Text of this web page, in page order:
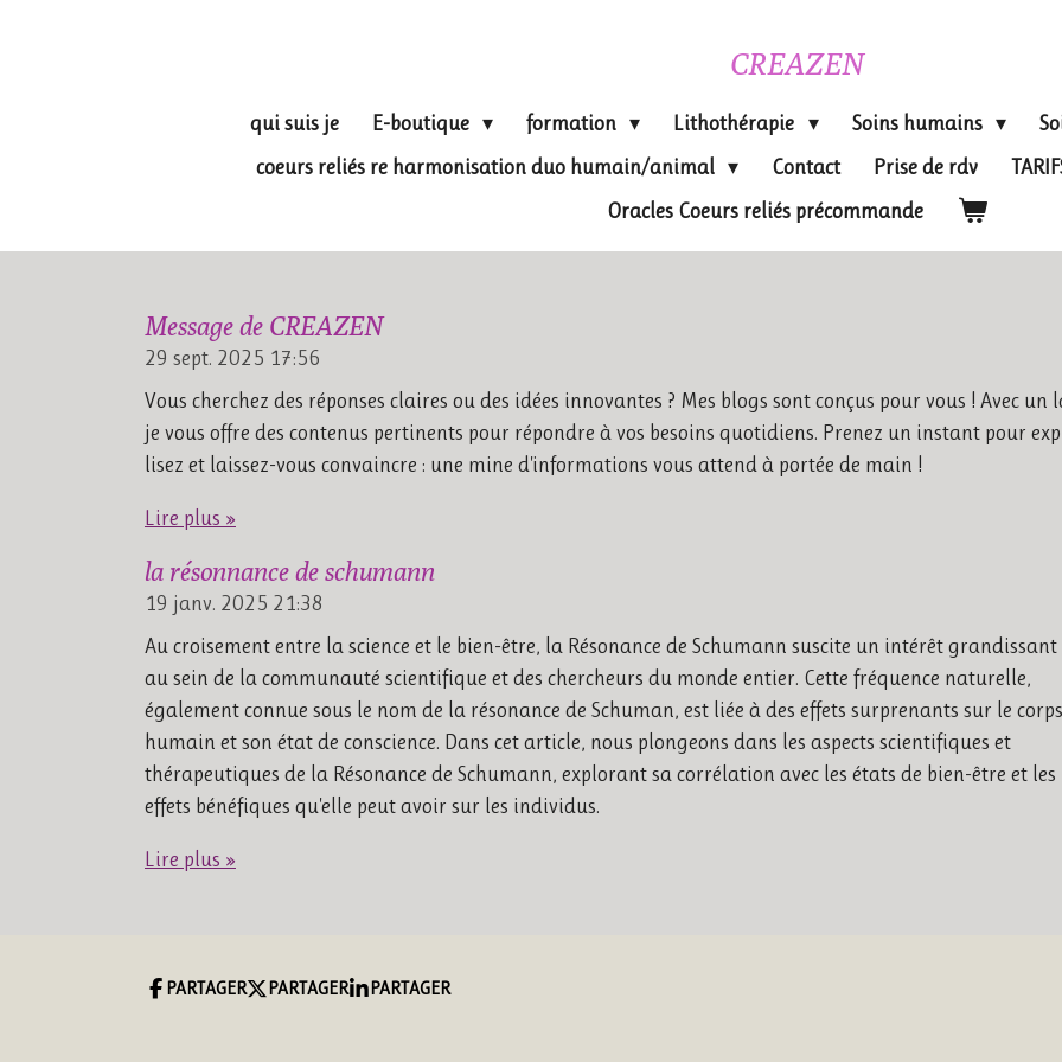
CREAZEN
qui suis je E-boutique formation Lithothérapie Soins humains
coeurs reliés re harmonisation duo humain/animal
Contact Prise de rdv
Oracles Coeurs reliés précommande
Message de CREAZEN
29 sept. 2025 17:56
Vous cherchez des réponses claires ou des idées innovantes ? Mes blogs sont conçus pour vous ! Avec
je vous offre des contenus pertinents pour répondre à vos besoins quotidiens. Prenez un instant pour
lisez et laissez-vous convaincre : une mine d'informations vous attend à portée de main !
Lire plus »
la résonnance de schumann
19 janv. 2025 21:38
Au croisement entre la science et le bien-être, la Résonance de Schumann suscite un intérêt grandissant
au sein de la communauté scientifique et des chercheurs du monde entier. Cette fréquence naturelle,
également connue sous le nom de la résonance de Schuman, est liée à des effets surprenants sur le corps
humain et son état de conscience. Dans cet article, nous plongeons dans les aspects scientifiques et
thérapeutiques de la Résonance de Schumann, explorant sa corrélation avec les états de bien-être et les
effets bénéfiques qu'elle peut avoir sur les individus.
Lire plus »
PARTAGER PARTAGER PARTAGER